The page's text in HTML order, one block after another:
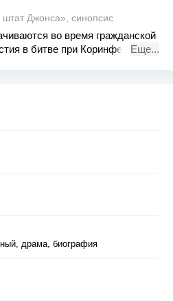
Джонса», синопсис
во время гражданской
в битве при Коринфе
и начинают борьбу
Еще...
драма, биография